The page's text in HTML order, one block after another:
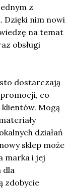
z
Dzięki nim nowi
na temat
obsługi
dostarczają
co
Mogą
działań
sklep może
marka i jej
dla
zdobycie